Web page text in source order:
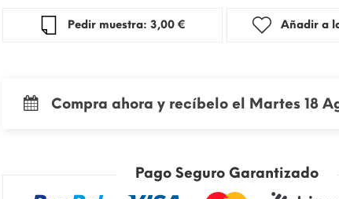
Pedir muestra: 3,00 € Añadir a
Compra ahora y recíbelo el Martes 18
Pago Seguro Garantizado